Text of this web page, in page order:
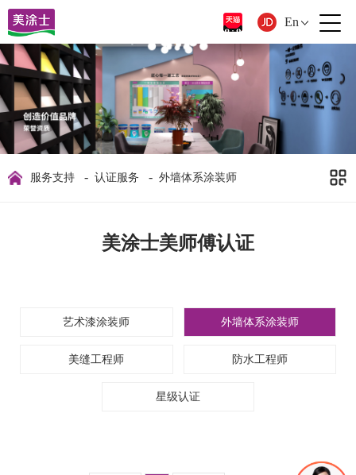
En
服务支持 - 认证服务 - 外墙体系涂装师
美涂士美师傅认证
艺术漆涂装师 外墙体系涂装师
美缝工程师 防水工程师
星级认证